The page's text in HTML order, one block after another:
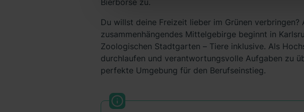
Schrems II). Du kannst die von dir erteilte
unsere Datenschutzerklärung unter dem Punkt
einzelnen Cookies findest du durch Klick auf
Informationen:
Datenschutzerklärung Impressum
Bierbörse zu.
Du willst deine Freizeit lieber im Grünen
zusammenhängendes Mittelgebirge beginnt in
Zoologischen Stadtgarten – Tiere inklusive. Als
durchlaufen und verantwortungsvolle Aufgaben zu
perfekte Umgebung für den Berufseinstieg.